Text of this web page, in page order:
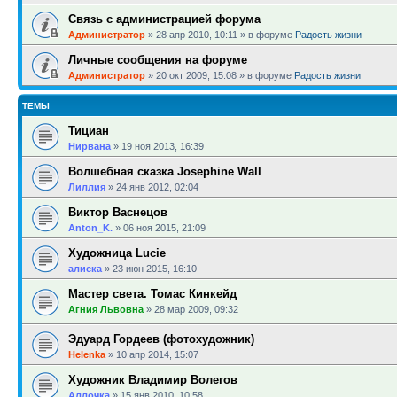
Связь с администрацией форума
Администратор » 28 апр 2010, 10:11 » в форуме Радость жизни
Личные сообщения на форуме
Администратор » 20 окт 2009, 15:08 » в форуме Радость жизни
ТЕМЫ
Тициан
Нирвана » 19 ноя 2013, 16:39
Волшебная сказка Josephine Wall
Лиллия » 24 янв 2012, 02:04
Виктор Васнецов
Anton_K. » 06 ноя 2015, 21:09
Художница Lucie
алиска » 23 июн 2015, 16:10
Мастер света. Томас Кинкейд
Агния Львовна » 28 мар 2009, 09:32
Эдуард Гордеев (фотохудожник)
Helenka » 10 апр 2014, 15:07
Художник Владимир Волегов